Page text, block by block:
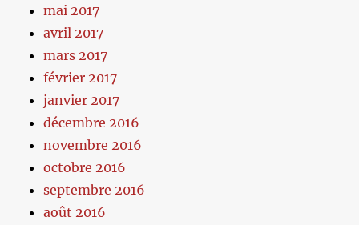
mai 2017
avril 2017
mars 2017
février 2017
janvier 2017
décembre 2016
novembre 2016
octobre 2016
septembre 2016
août 2016